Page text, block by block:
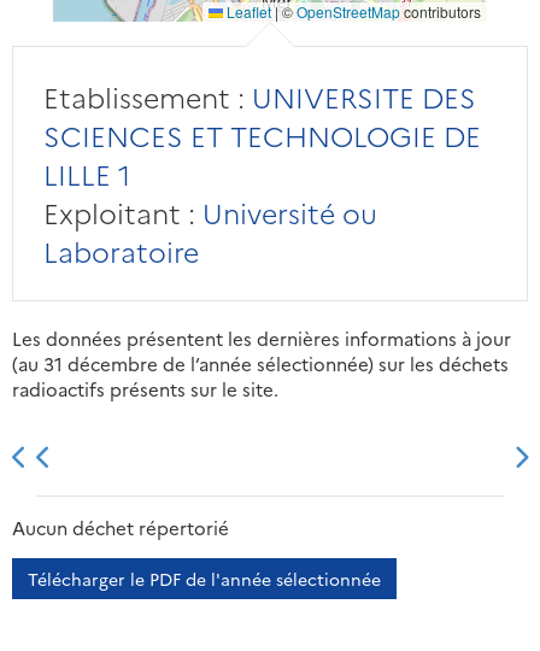
Leaflet|©OpenStreetMapcontributors
Etablissement : UNIVERSITE DES
SCIENCES ET TECHNOLOGIE DE
LILLE 1
Exploitant : Université ou
Laboratoire
Les données présentent les dernières informations à jour
(au 31 décembre de l’année sélectionnée) sur les déchets
radioactifs présents sur le site.
2013 2014
Aucun déchet répertorié
Télécharger le PDF de l'année sélectionnée